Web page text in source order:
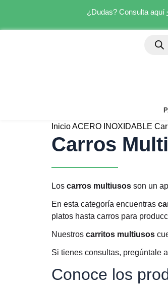
¿Dudas? Consulta aquí
InicioACERO INOXIDABLE
Carros
Los carros multiusos son un
En esta categoría encuentras
platos hasta carros para
Nuestros carritos multiusos
Si tienes consultas, pregúntale a
Conoce los